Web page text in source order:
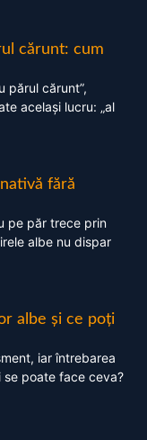
cărunt: cum
părul cărunt”,
același lucru: „al
fără
pe păr trece prin
albe nu dispar
albe și ce poți
iar întrebarea
poate face ceva?